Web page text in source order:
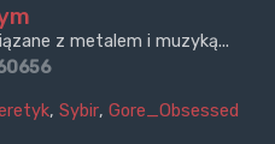
z metalem i muzyką...
, Sybir, Gore_Obsessed